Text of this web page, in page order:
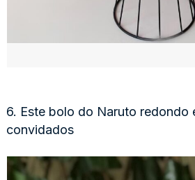
6. Este bolo do Naruto redondo
convidados